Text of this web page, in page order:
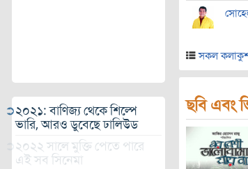
২০২১: বাণিজ্য থেকে শিল্পে
ভারি, আরও ডুবেছে ঢালিউড
২০২২ সালে মুক্তি পেতে পারে
এই সব সিনেমা
সকল
ছবি এবং